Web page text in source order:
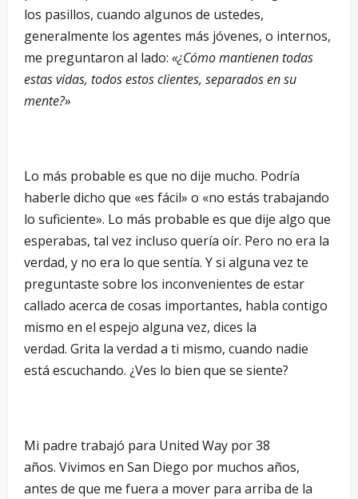
los pasillos, cuando algunos de ustedes,
generalmente los agentes más jóvenes, o internos,
me preguntaron al lado: «¿Cómo mantienen todas
estas vidas, todos estos clientes, separados en su
mente?»
Lo más probable es que no dije mucho. Podría
haberle dicho que «es fácil» o «no estás trabajando
lo suficiente». Lo más probable es que dije algo que
esperabas, tal vez incluso quería oír. Pero no era la
verdad, y no era lo que sentía. Y si alguna vez te
preguntaste sobre los inconvenientes de estar
callado acerca de cosas importantes, habla contigo
mismo en el espejo alguna vez, dices la
verdad. Grita la verdad a ti mismo, cuando nadie
está escuchando. ¿Ves lo bien que se siente?
Mi padre trabajó para United Way por 38
años. Vivimos en San Diego por muchos años,
antes de que me fuera a mover para arriba de la